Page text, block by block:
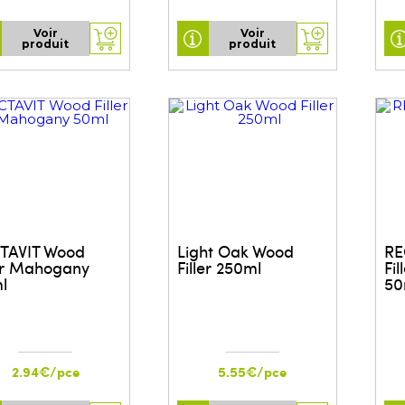
Voir
produit
Voir
produit
Wood
Mahogany
2.94€/pce
Light Oak Wood
Filler 250ml
5.55€/pce